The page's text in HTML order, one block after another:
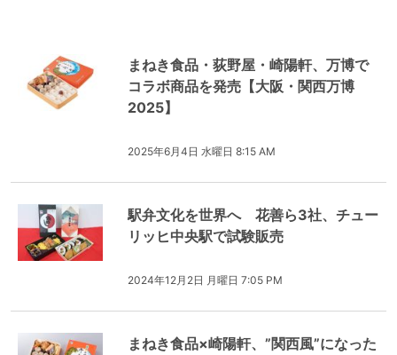
まねき食品・荻野屋・崎陽軒、万博で
コラボ商品を発売【大阪・関西万博
2025】
2025年6月4日 水曜日 8:15 AM
駅弁文化を世界へ 花善ら3社、チュー
リッヒ中央駅で試験販売
2024年12月2日 月曜日 7:05 PM
まねき食品×崎陽軒、”関西風”になった